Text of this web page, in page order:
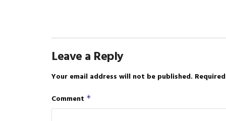
Leave a Reply
Your email address will not be published.
Comment *